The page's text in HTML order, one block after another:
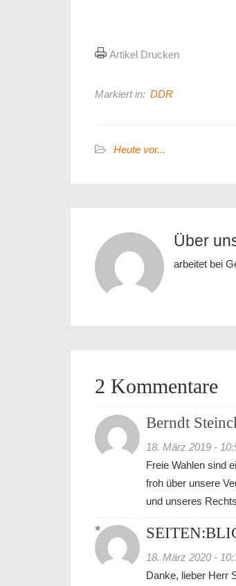
Artikel Drucken
Markiert in: DDR
Heute vor...
Über
arbeitet bei
2 Kommentare
Berndt
18. März 2019 -
Freie Wahlen sind
froh über unsere
und unseres
18. März 2020 -
Danke, lieber Herr